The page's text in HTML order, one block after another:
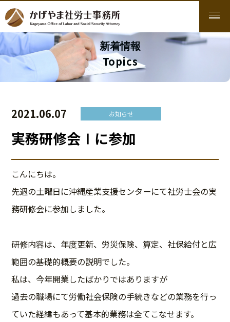
新着情報
Topics
実務研修会Ⅰに参加
2021.06.07 お知らせ
こんにちは。
先週の土曜日に沖縄産業支援センターにて社労士会の実
務研修会に参加しました。
研修内容は、年度更新、労災保険、算定、社保給付と広
範囲の基礎的概要の説明でした。
私は、今年開業したばかりではありますが
過去の職場にて労働社会保険の手続きなどの業務を行っ
ていた経緯もあって基本的業務は全てこなせます。